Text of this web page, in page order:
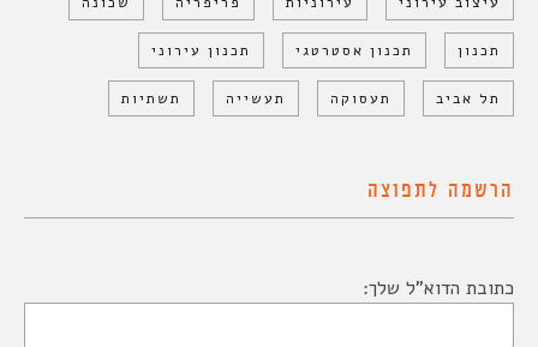
תכנון תכנון אסטרטגי תכנון עירוני
תל אביב תעסוקה תעשייה תשתיות
הרשמה לתפוצה
כתובת הדוא"ל שלך: